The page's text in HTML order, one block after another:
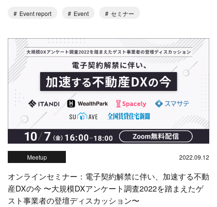
Event report Event セミナー
Meetup 2022.09.12
オンラインセミナー：電子契約解禁に伴い、加速する不動
産DXの今 〜大規模DXアンケート調査2022を踏まえたゲ
スト事業者の登壇ディスカッション〜